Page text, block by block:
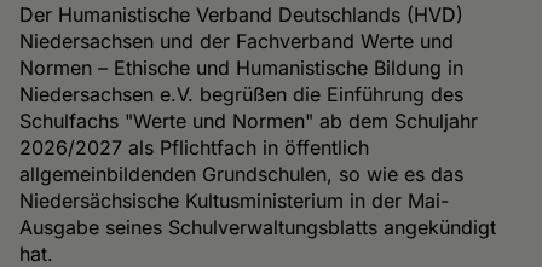
Der Humanistische Verband Deutschlands (HVD)
Niedersachsen und der Fachverband Werte und
Normen – Ethische und Humanistische Bildung in
Niedersachsen e.V. begrüßen die Einführung des
Schulfachs "Werte und Normen" ab dem Schuljahr
2026/2027 als Pflichtfach in öffentlich
allgemeinbildenden Grundschulen, so wie es das
Niedersächsische Kultusministerium in der Mai-
Ausgabe seines Schulverwaltungsblatts angekündigt
hat.